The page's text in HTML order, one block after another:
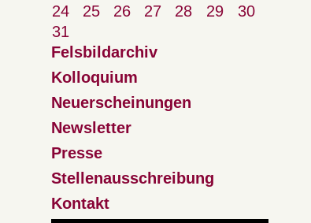
24
25 26 27 28 29
30
31
Felsbildarchiv
Kolloquium
Neuerscheinungen
Newsletter
Presse
Stellenausschreibung
Kontakt